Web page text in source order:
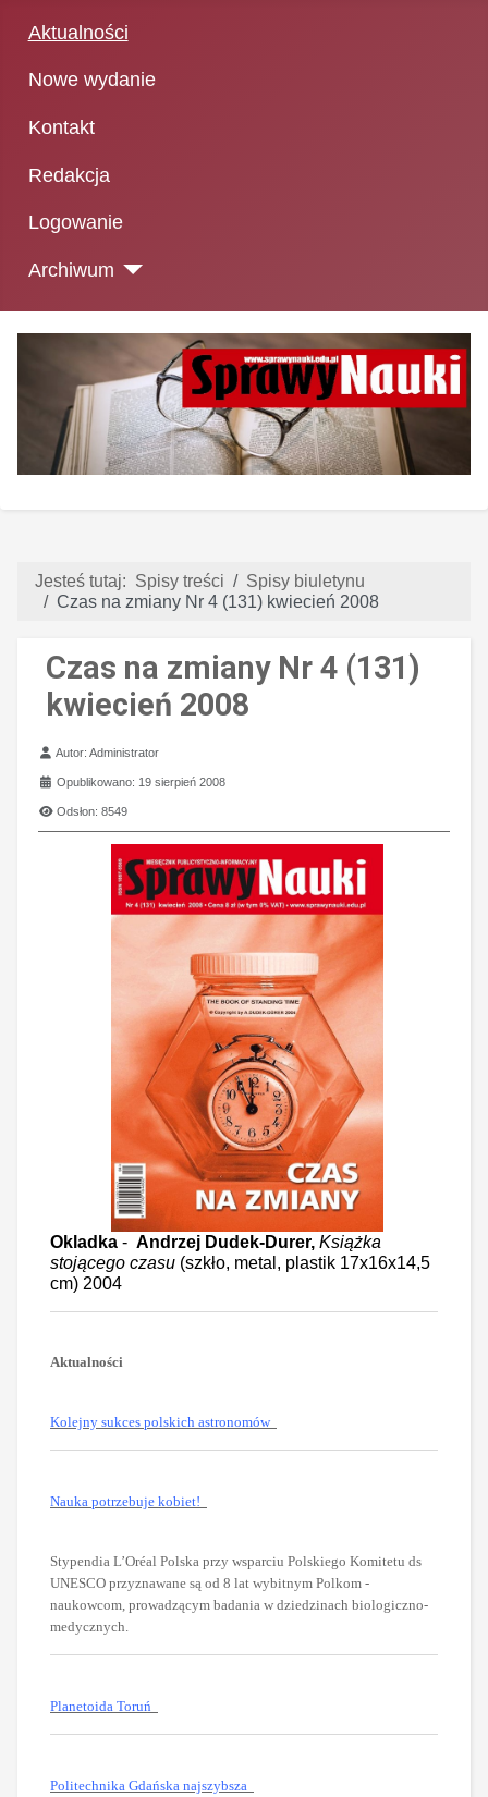
Aktualności
Nowe wydanie
Kontakt
Redakcja
Logowanie
Archiwum
Jesteś tutaj: Spisy treści
Spisy biuletynu
Czas na zmiany Nr 4 (131) kwiecień 2008
Czas na zmiany Nr 4 (131)
kwiecień 2008
Szczegóły
Autor:Administrator
Opublikowano: 19 sierpień 2008
Odsłon: 8549
Okladka - Andrzej Dudek-Durer, Książka
stojącego czasu (szkło, metal, plastik 17x16x14,5
cm) 2004
Aktualności
Kolejny sukces polskich astronomów
Nauka potrzebuje kobiet!
Stypendia L’Oréal Polska przy wsparciu Polskiego Komitetu ds
UNESCO przyznawane są od 8 lat wybitnym Polkom -
naukowcom, prowadzącym badania w dziedzinach biologiczno-
medycznych.
Planetoida Toruń
Politechnika Gdańska najszybsza